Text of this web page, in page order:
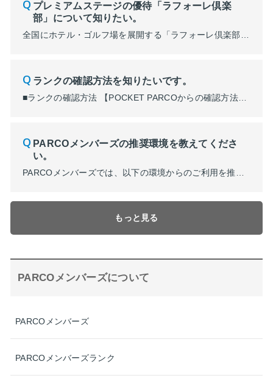
プレミアムステージの優待「ラフォーレ倶楽
部」について知りたい。
ランクの確認方法を知りたいです。
PARCOメンバーズの推奨環境を教えてくださ
い。
もっと見る
PARCOメンバーズについて
PARCOメンバーズ
PARCOメンバーズランク